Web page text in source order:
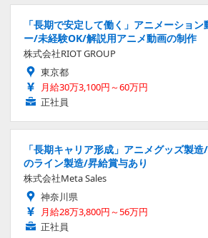
「長期で安定して働く」アニメーショ
ー/未経験OK/解説用アニメ動画の制作
株式会社RIOT GROUP
東京都
月給30万3,100円～60万円
正社員
「長期キャリア形成」アニメグッズ製
のライン製造/昇給賞与あり
株式会社Meta Sales
神奈川県
月給28万3,800円～56万円
正社員